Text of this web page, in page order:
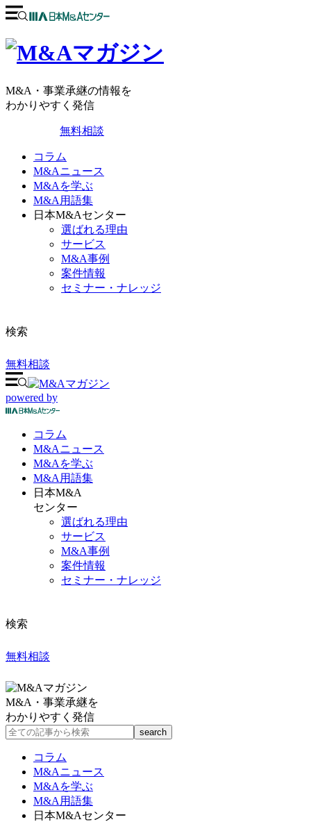
M&A・事業承継の情報を
わかりやすく発信
無料相談
コラム
M&Aニュース
M&Aを学ぶ
M&A用語集
日本M&Aセンター
選ばれる理由
サービス
M&A事例
案件情報
セミナー・ナレッジ
検索
無料相談
powered by
コラム
M&Aニュース
M&Aを学ぶ
M&A 用語集
日本M&A
センター
選ばれる理由
サービス
M&A事例
案件情報
セミナー・ナレッジ
検索
無料相談
M&A・事業承継を
わかりやすく発信
コラム
M&Aニュース
M&Aを学ぶ
M&A用語集
日本M&Aセンター